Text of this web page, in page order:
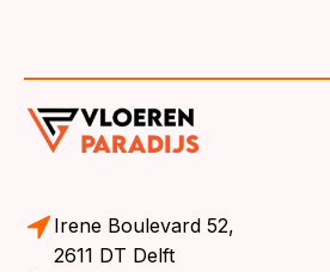
Irene Boulevard 52,
2611 DT Delft